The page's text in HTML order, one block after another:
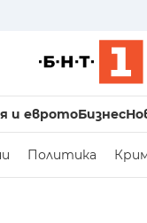
и евротоБизнес
Политика